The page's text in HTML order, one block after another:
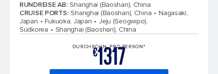
RUNDREISE AB: Shanghai (Baoshan), China
CRUISE PORTS: Shanghai (Baoshan), China
Nagasaki,
Japan
Fukuoka, Japan
Jeju (Seogwipo),
Südkorea
Shanghai (Baoshan), China
DURCHSCHN. PRO PERSON*
€1317